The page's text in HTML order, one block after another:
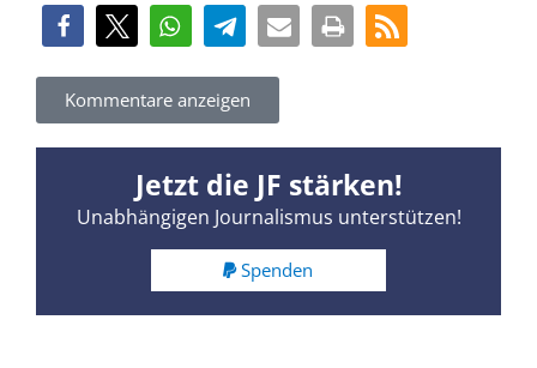
Kommentare anzeigen
Jetzt die JF stärken!
Unabhängigen Journalismus unterstützen!
Spenden